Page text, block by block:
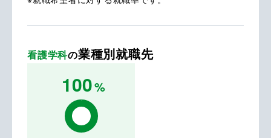
看護学科の業種別就職先
100%